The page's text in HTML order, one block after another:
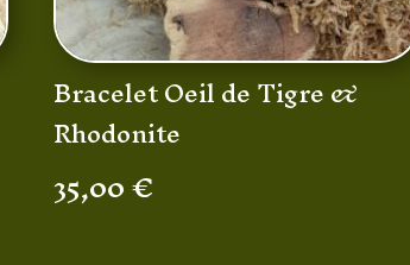
Bracelet Oeil de Tigre &
Rhodonite
35,00€